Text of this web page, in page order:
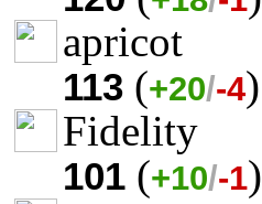
apricot
113 (+20/-4)
Fidelity
101 (+10/-1)